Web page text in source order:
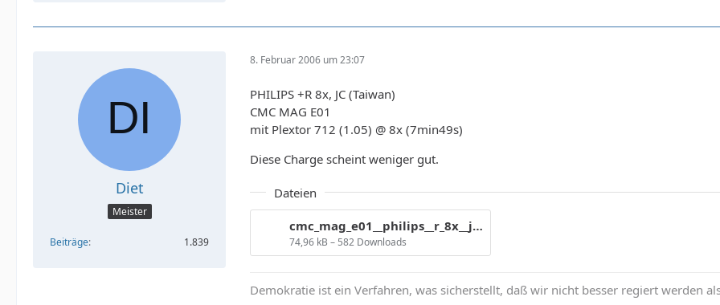
Diet
Meister
Beiträge 1.839
8. Februar 2006 um 23:07
PHILIPS +R 8x, JC (Taiwan)
CMC MAG E01
mit Plextor 712 (1.05) @ 8x (7min49s)
Diese Charge scheint weniger gut.
Dateien
cmc_mag_e01__philips__r_8x__jc__eisen9___8x_114.gif
74,96 kB – 582 Downloads
Demokratie ist ein Verfahren, was sicherstellt, daß wir nicht besser regiert werden